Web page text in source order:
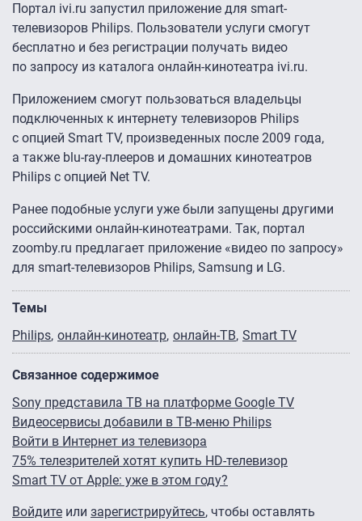
Портал ivi.ru запустил приложение для smart-
телевизоров Philips. Пользователи услуги смогут
бесплатно и без регистрации получать видео
по запросу из каталога онлайн-кинотеатра ivi.ru.
Приложением смогут пользоваться владельцы
подключенных к интернету телевизоров Philips
с опцией Smart TV, произведенных после 2009 года,
а также blu-ray-плееров и домашних кинотеатров
Philips с опцией Net TV.
Ранее подобные услуги уже были запущены другими
российскими онлайн-кинотеатрами. Так, портал
zoomby.ru предлагает приложение «видео по запросу»
для smart-телевизоров Philips, Samsung и LG.
Темы
Philips онлайн-кинотеатр онлайн-ТВ Smart TV
Связанное содержимое
Sony представила ТВ на платформе Google TV
Видеосервисы добавили в ТВ-меню Philips
Войти в Интернет из телевизора
75% телезрителей хотят купить HD-телевизор
Smart TV от Apple: уже в этом году?
Войдите или зарегистрируйтесь, чтобы оставлять